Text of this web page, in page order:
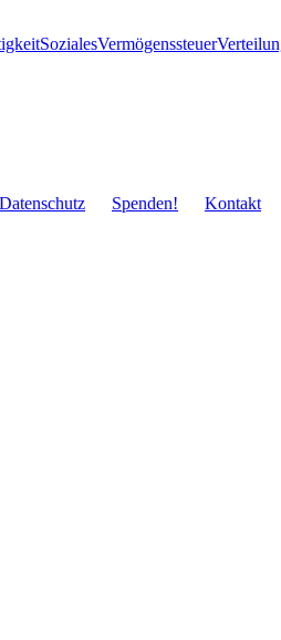
SozialesVermögenssteuer
Daten­schutz Spenden! Kontakt